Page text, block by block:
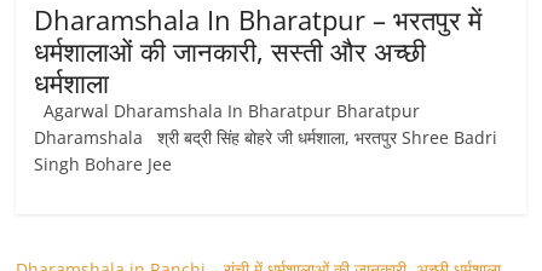
Dharamshala In Bharatpur – भरतपुर में
धर्मशालाओं की जानकारी, सस्ती और अच्छी
धर्मशाला
Agarwal Dharamshala In Bharatpur Bharatpur
Dharamshala श्री बद्री सिंह बोहरे जी धर्मशाला, भरतपुर Shree Badri
Singh Bohare Jee